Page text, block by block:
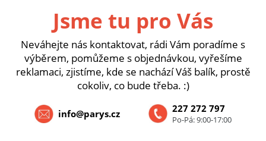
Jsme tu pro Vás
Neváhejte nás kontaktovat, rádi Vám poradíme s
výběrem, pomůžeme s objednávkou, vyřešíme
reklamaci, zjistíme, kde se nachází Váš balík, prostě
cokoliv, co bude třeba. :)
227 272 797
Po-Pá: 9:00-17:00
info@parys.cz